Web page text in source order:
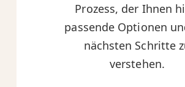
Prozess, der Ihnen
passende Optionen
nächsten Schritte
verstehen.